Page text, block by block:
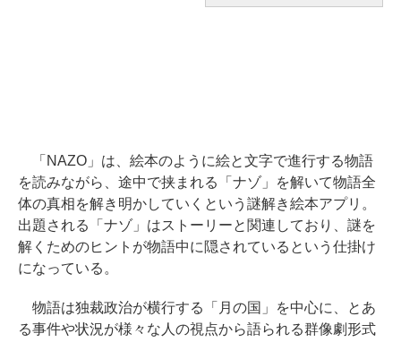
「NAZO」は、絵本のように絵と文字で進行する物語
を読みながら、途中で挟まれる「ナゾ」を解いて物語全
体の真相を解き明かしていくという謎解き絵本アプリ。
出題される「ナゾ」はストーリーと関連しており、謎を
解くためのヒントが物語中に隠されているという仕掛け
になっている。
物語は独裁政治が横行する「月の国」を中心に、とあ
る事件や状況が様々な人の視点から語られる群像劇形式